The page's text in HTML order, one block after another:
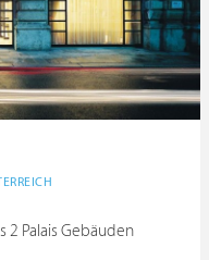
2 Palais Gebäuden